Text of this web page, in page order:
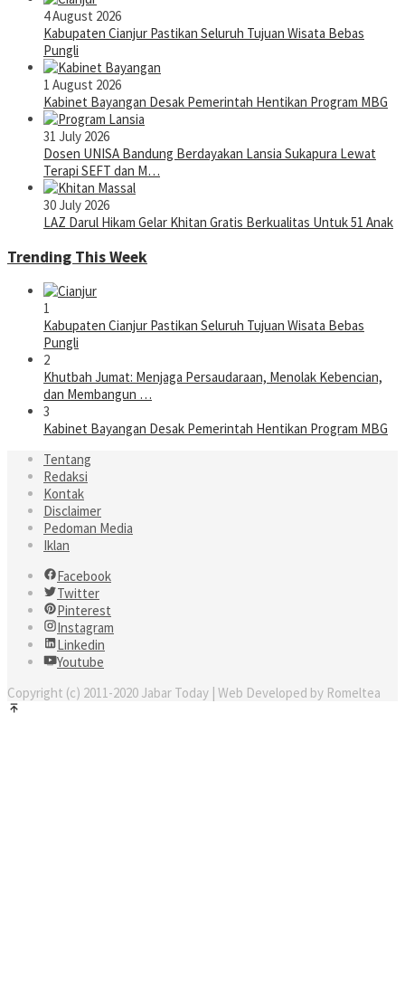
4 August 2026
Kabupaten Cianjur Pastikan Seluruh Tujuan Wisata Bebas
Pungli
1 August 2026
Kabinet Bayangan Desak Pemerintah Hentikan Program MBG
31 July 2026
Dosen UNISA Bandung Berdayakan Lansia Sukapura Lewat
Terapi SEFT dan M…
30 July 2026
LAZ Darul Hikam Gelar Khitan Gratis Berkualitas Untuk 51 Anak
Trending This Week
1
Kabupaten Cianjur Pastikan Seluruh Tujuan Wisata Bebas
Pungli
2
Khutbah Jumat: Menjaga Persaudaraan, Menolak Kebencian,
dan Membangun …
3
Kabinet Bayangan Desak Pemerintah Hentikan Program MBG
Tentang
Redaksi
Kontak
Disclaimer
Pedoman Media
Iklan
Facebook
Twitter
Pinterest
Instagram
Linkedin
Youtube
Copyright (c) 2011-2020 Jabar Today | Web Developed by Romeltea